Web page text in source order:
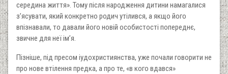
середина життя». Тому після народження дитини намагалися
з’ясувати, який конкретно родич утілився, а якщо його
впізнавали, то давали його новій особистості попереднє,
звичне для неї ім’я.
Пізніше, під пресом іудохристиянства, уже почали говорити не
про нове втілення предка, а про те, «в кого вдався»